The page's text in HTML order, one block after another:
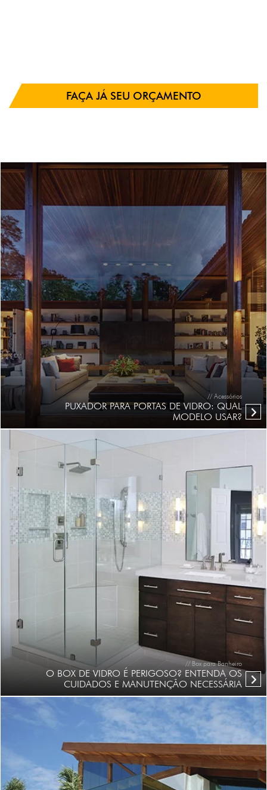
FAÇA JÁ SEU ORÇAMENTO
// Acessórios
PUXADOR PARA PORTAS DE VIDRO: QUAL
MODELO USAR?
// Box para Banheiro
O BOX DE VIDRO É PERIGOSO? ENTENDA OS
CUIDADOS E MANUTENÇÃO NECESSÁRIA